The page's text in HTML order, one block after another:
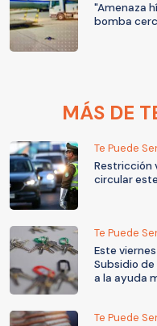
"Amenaza
bomba
MÁS DE
Te Puede
Restricción
circular
Te Puede
Este
Subsidio
a la ayuda
Te Puede